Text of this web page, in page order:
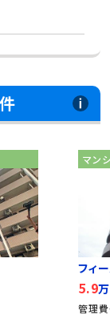
マン
フィ
5.9
管理